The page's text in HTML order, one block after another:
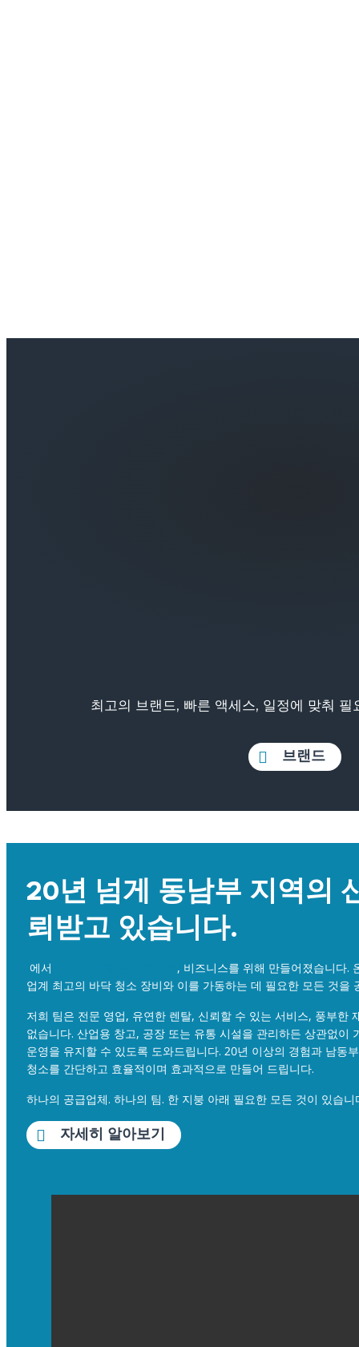
최고의 브랜드, 빠른 액세스, 일정에 맞춰 필
브랜드
20년 넘게 동남부 지역의
뢰받고 있습니다.
에서
, 비즈니스를 위해 만들어졌습니다.
업계 최고의 바닥 청소 장비와 이를 가동하는 데 필요한 모든 것을
저희 팀은 전문 영업, 유연한 렌탈, 신뢰할 수 있는 서비스, 풍부한
없습니다. 산업용 창고, 공장 또는 유통 시설을 관리하든 상관없이
운영을 유지할 수 있도록 도와드립니다. 20년 이상의 경험과 남동
청소를 간단하고 효율적이며 효과적으로 만들어 드립니다.
하나의 공급업체. 하나의 팀. 한 지붕 아래 필요한 모든 것이 있습니
자세히 알아보기